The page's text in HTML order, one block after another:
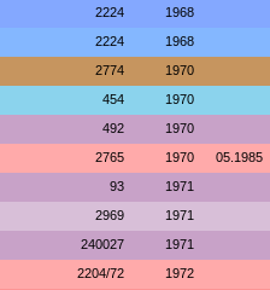
2224 1968
2224 1968
2774 1970
454 1970
492 1970
2765 1970 05.1985
93 1971
2969 1971
240027 1971
2204/72 1972